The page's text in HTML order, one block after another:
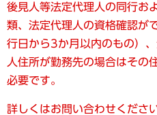
後見人等法定代理人の同行お
類、法定代理人の資格確認が
行日から3か月以内のもの）
人住所が勤務先の場合はその
必要です。
詳しくはお問い合わせください